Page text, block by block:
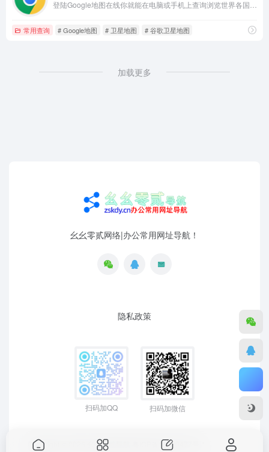
常用查询 # Google地图 # 卫星地图 # 谷歌卫星地图
加载更多
幺幺零贰网络|办公常用网址导航！
隐私政策
扫码加QQ 扫码加微信
Copyright © 2026 幺幺零贰导航 粤ICP备19129477号-1